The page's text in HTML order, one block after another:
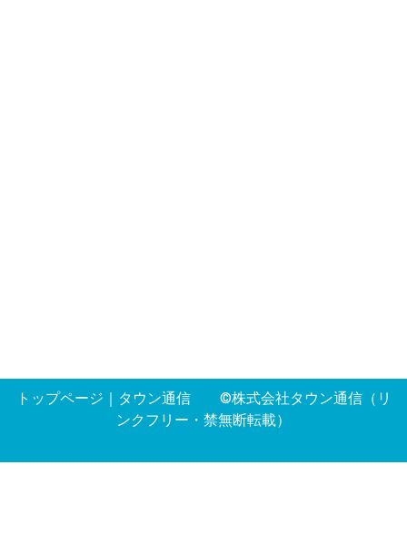
トップページ ｜ タウン通信©株式会社タウン通信（リ
ンクフリー・禁無断転載）